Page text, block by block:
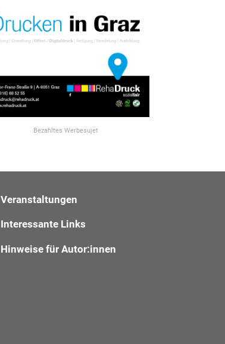
Bezahltes Werbesujet
Veranstaltungen
Interessante Links
Hinweise für Autor:innen